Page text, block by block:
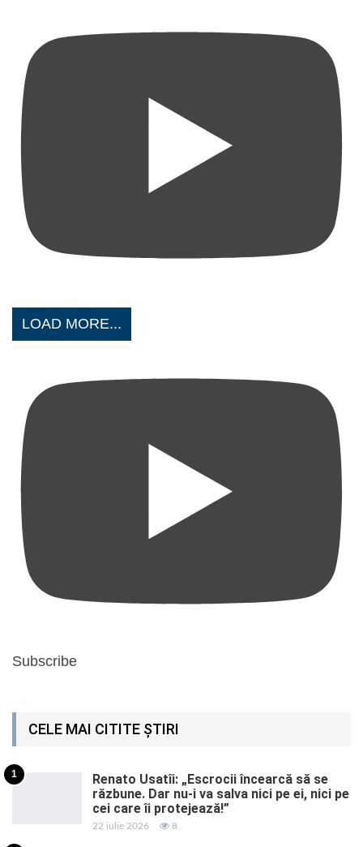
LOAD MORE...
Subscribe
CELE MAI CITITE ȘTIRI
1
Renato Usatîi: „Escrocii încearcă să se
răzbune. Dar nu-i va salva nici pe ei, nici pe
cei care îi protejează!”
22 iulie 2026 8